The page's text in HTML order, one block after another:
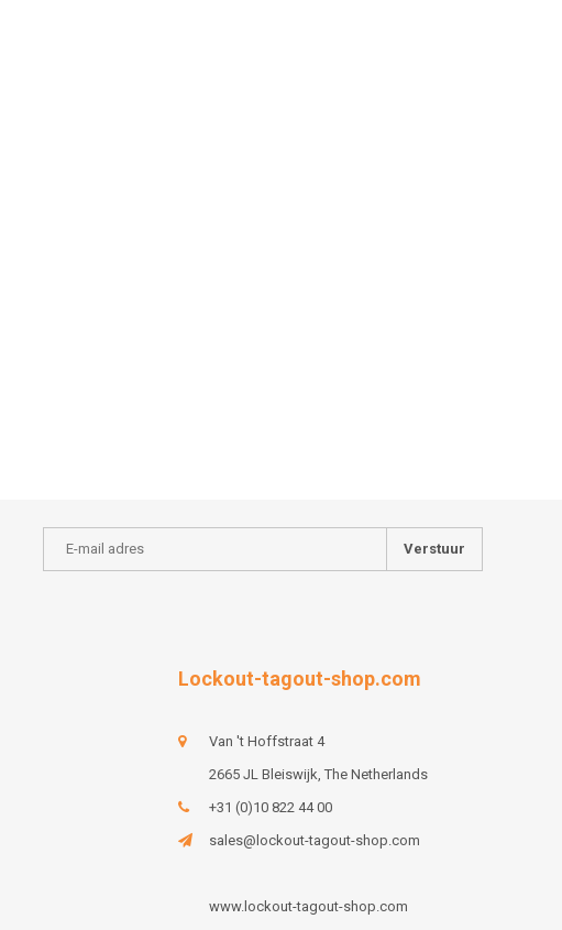
Verstuur
Lockout-tagout-shop.com
Van 't Hoffstraat 4
2665 JL Bleiswijk, The Netherlands
+31 (0)10 822 44 00
sales@lockout-tagout-shop.com
www.lockout-tagout-shop.com